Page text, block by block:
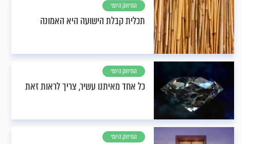
החיזוק היומי
תכלית קבלת הישועה היא האמונה
החיזוק היומי
כל אחד מאיתנו עשיר, צריך לראות זאת
החיזוק היומי